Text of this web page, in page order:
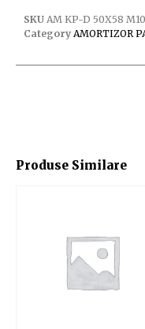
Produse Similare
SKU AM KP-D 50X58
Category AMORTIZOR